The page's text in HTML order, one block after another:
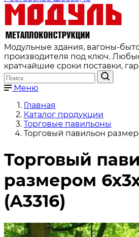
Модульные здания, вагоны-
производителя под ключ.
кратчайшие сроки поставки,
Меню
Главная
Каталог продукции
Торговые павильоны
Торговый павильон
Торговый
размером
(A3316)